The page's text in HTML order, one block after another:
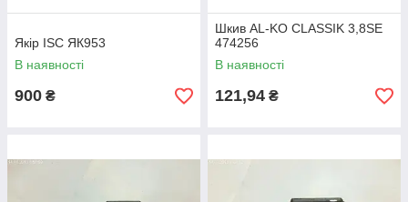
Якір ISC ЯК953
В наявності
900 ₴
Шкив AL-KO CLASSIK 3,8SE
474256
В наявності
121,94 ₴